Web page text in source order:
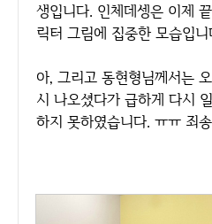
생입니다. 인체데셍은 이제
릭터 그림에 집중한 모습입니
아, 그리고 동현형님께서는
시 나오셨다가 급하게 다시
하지 못하였습니다. ㅠㅠ 죄